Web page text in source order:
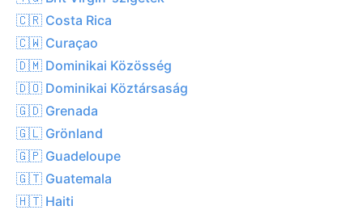
🇨🇷 Costa Rica
🇨🇼 Curaçao
🇩🇲 Dominikai Közösség
🇩🇴 Dominikai Köztársaság
🇬🇩 Grenada
🇬🇱 Grönland
🇬🇵 Guadeloupe
🇬🇹 Guatemala
🇭🇹 Haiti